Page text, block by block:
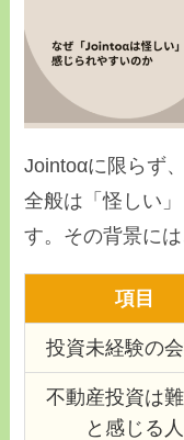
Jointoαに限らず
全般は「怪しい
す。その背景に
項目
投資未経験の
不動産投資は
と感じる人